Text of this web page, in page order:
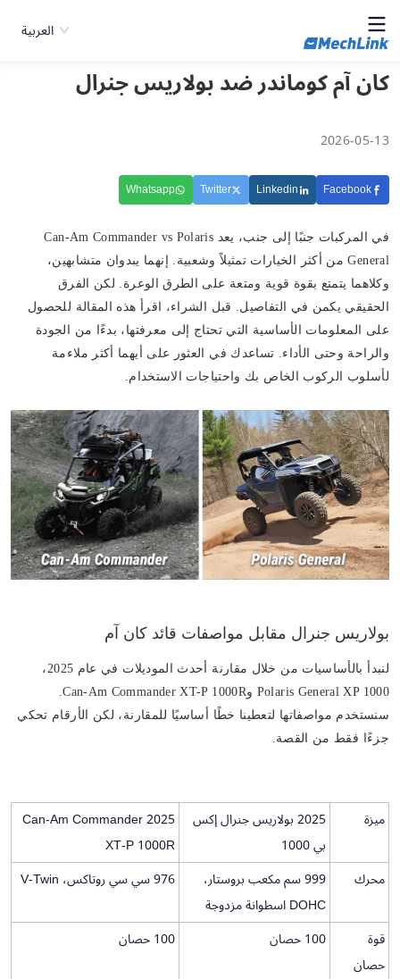
العربية
كان آم كوماندر ضد بولاريس جنرال
2026-05-13
Facebook
Linkedin
Twitter
Whatsapp
في المركبات جنبًا إلى جنب، يعد Can-Am Commander vs Polaris
General من أكثر الخيارات تمثيلاً وشعبية. إنهما يبدوان متشابهين،
وكلاهما يتمتع بقوة قوية ومتعة على الطرق الوعرة. لكن الفرق
الحقيقي يكمن في التفاصيل. قبل الشراء، اقرأ هذه المقالة للحصول
على المعلومات الأساسية التي تحتاج إلى معرفتها، بدءًا من الجودة
والراحة وحتى الأداء. تساعدك في العثور على أيهما أكثر ملاءمة
لأسلوب الركوب الخاص بك واحتياجات الاستخدام.
بولاريس جنرال مقابل مواصفات قائد كان آم
لنبدأ بالأساسيات من خلال مقارنة أحدث الموديلات في عام 2025،
Polaris General XP 1000 وCan-Am Commander XT-P 1000R.
سنستخدم مواصفاتها لتعطينا خطًا أساسيًا للمقارنة، لكن الأرقام تحكي
جزءًا فقط من القصة.
ميزة
2025 بولاريس جنرال إكس
بي 1000
2025 Can-Am Commander
XT-P 1000R
محرك
999 سم ​​مكعب بروستار،
DOHC اسطوانة مزدوجة
976 سي سي روتاكس، V-Twin
قوة
حصان
100 حصان 100 حصان